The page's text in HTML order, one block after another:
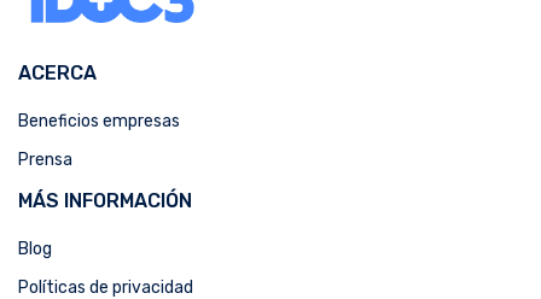
ACERCA
Beneficios empresas
Prensa
MÁS INFORMACIÓN
Blog
Políticas de privacidad